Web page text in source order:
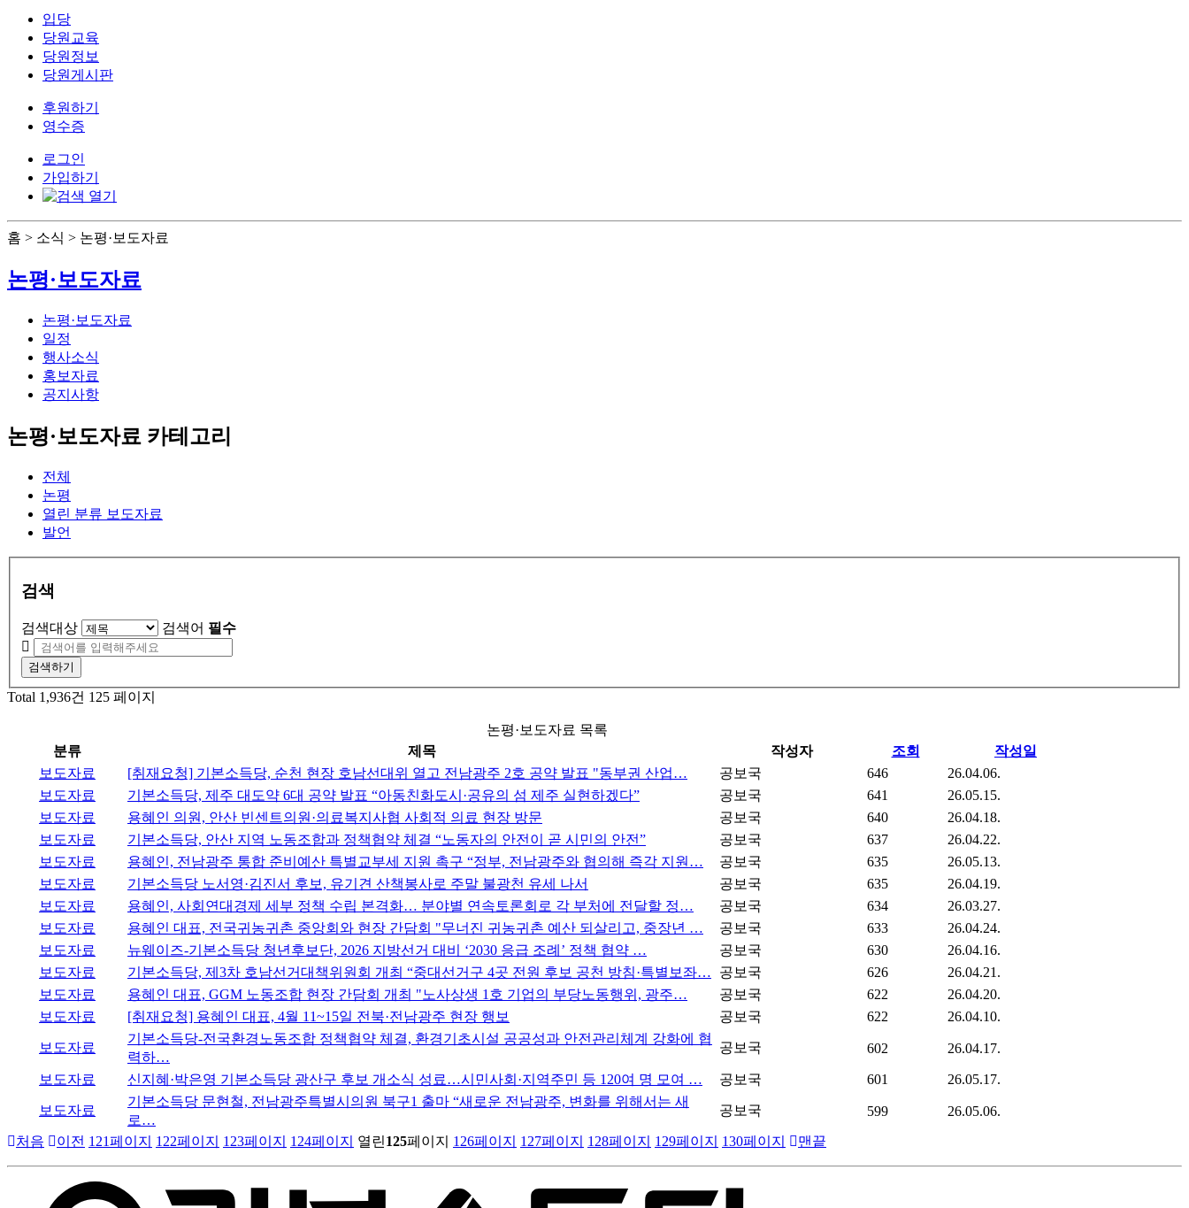
입당
당원교육
당원정보
당원게시판
후원하기
영수증
로그인
가입하기
홈 > 소식 > 논평·보도자료
논평·보도자료
논평·보도자료
일정
행사소식
홍보자료
공지사항
논평·보도자료 카테고리
전체
논평
열린 분류 보도자료
발언
검색
검색대상 검색어 필수
검색하기
Total 1,936건 125 페이지
논평·보도자료 목록
분류
제목 작성자 조회
작성일
보도자료
[취재요청] 기본소득당, 순천 현장 호남선대위 열고 전남광주 2호 공약 발표 "동부권 산업… 공보국 646
26.04.06.
보도자료
기본소득당, 제주 대도약 6대 공약 발표 “아동친화도시·공유의 섬 제주 실현하겠다” 공보국 641
26.05.15.
보도자료
용혜인 의원, 안산 빈센트의원·의료복지사협 사회적 의료 현장 방문 공보국 640
26.04.18.
보도자료
기본소득당, 안산 지역 노동조합과 정책협약 체결 “노동자의 안전이 곧 시민의 안전” 공보국 637
26.04.22.
보도자료
용혜인, 전남광주 통합 준비예산 특별교부세 지원 촉구 “정부, 전남광주와 협의해 즉각 지원… 공보국 635
26.05.13.
보도자료
기본소득당 노서영·김진서 후보, 유기견 산책봉사로 주말 불광천 유세 나서 공보국 635
26.04.19.
보도자료
용혜인, 사회연대경제 세부 정책 수립 본격화… 분야별 연속토론회로 각 부처에 전달할 정… 공보국 634
26.03.27.
보도자료
용혜인 대표, 전국귀농귀촌 중앙회와 현장 간담회 "무너진 귀농귀촌 예산 되살리고, 중장년 … 공보국 633
26.04.24.
보도자료
뉴웨이즈-기본소득당 청년후보단, 2026 지방선거 대비 ‘2030 응급 조례’ 정책 협약 … 공보국 630
26.04.16.
보도자료
기본소득당, 제3차 호남선거대책위원회 개최 “중대선거구 4곳 전원 후보 공천 방침·특별보좌… 공보국 626
26.04.21.
보도자료
용혜인 대표, GGM 노동조합 현장 간담회 개최 "노사상생 1호 기업의 부당노동행위, 광주… 공보국 622
26.04.20.
보도자료
[취재요청] 용혜인 대표, 4월 11~15일 전북·전남광주 현장 행보 공보국 622 26.04.10.
보도자료
기본소득당-전국환경노동조합 정책협약 체결, 환경기초시설 공공성과 안전관리체계 강화에 협
력하…
공보국 602 26.04.17.
보도자료 신지혜·박은영 기본소득당 광산구 후보 개소식 성료…시민사회·지역주민 등 120여 명 모여 … 공보국 601 26.05.17.
보도자료
기본소득당 문현철, 전남광주특별시의원 북구1 출마 “새로운 전남광주, 변화를 위해서는 새
로…
공보국 599
26.05.06.
처음
이전 121페이지 122페이지 123페이지 124페이지 열린125페이지 126페이지 127페이지 128페이지 129페이지 130페이지 맨끝